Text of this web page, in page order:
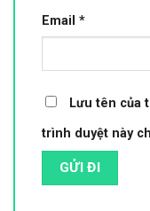
Email *
Lưu tên của
trình duyệt này